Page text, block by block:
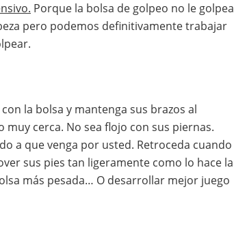
Porque la bolsa de golpeo no le golpea
pero podemos definitivamente trabajar
la bolsa y mantenga sus brazos al
cerca. No sea flojo con sus piernas.
a que venga por usted. Retroceda cuando
sus pies tan ligeramente como lo hace la
más pesada… O desarrollar mejor juego